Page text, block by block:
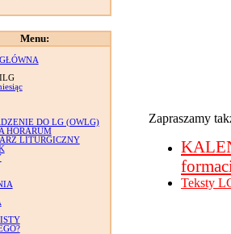
Menu:
DO LG (OWLG)
HORARUM
LITURGICZNY
Zapraszamy
Teksty